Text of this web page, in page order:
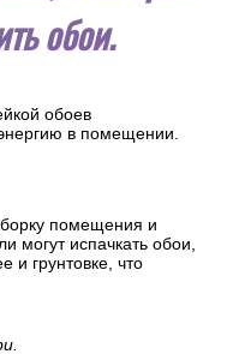
в котором
обоев
в помещении.